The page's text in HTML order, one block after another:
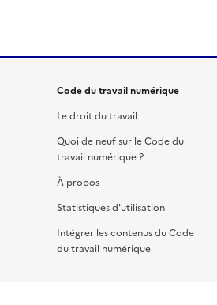
Code du travail numérique
Le droit du travail
Quoi de neuf sur le Code du
travail numérique ?
À propos
Statistiques d'utilisation
Intégrer les contenus du Code
du travail numérique